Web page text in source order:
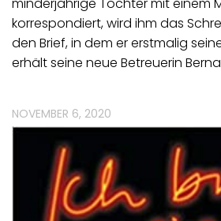
korrespondiert, wird ihm das
den Brief, in dem er erstmalig
erhält seine neue Betreuerin
NOVEMBER 6, 2020